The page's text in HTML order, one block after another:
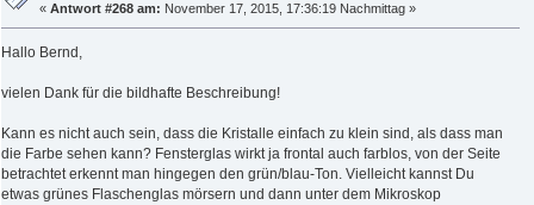
«Antwort #268 am: November 17, 2015, 17:36:19 Nachmittag »
Hallo Bernd,
vielen Dank für die bildhafte Beschreibung!
Kann es nicht auch sein, dass die Kristalle einfach zu klein sind, als dass man
die Farbe sehen kann? Fensterglas wirkt ja frontal auch farblos, von der Seite
betrachtet erkennt man hingegen den grün/blau-Ton. Vielleicht kannst Du
etwas grünes Flaschenglas mörsern und dann unter dem Mikroskop